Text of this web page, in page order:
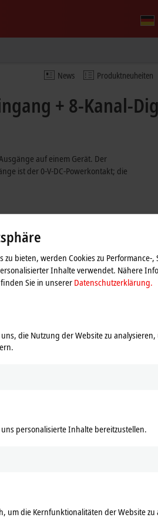
News Produktneuheiten
+ 8-Kanal-
auf einem Gerät. Der
ist der 0-V-DC-Powerkontakt; die
bieten, werden Cookies zu Performance-,
Inhalte verwendet. Nähere
Sie in unserer Datenschutzerklärung.
die Nutzung der Website zu
personalisierte Inhalte bereitzustellen.
um die Kernfunktionalitäten der Website zu